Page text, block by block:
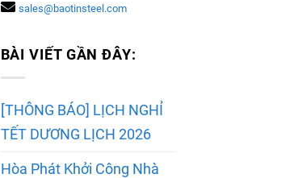
sales@baotinsteel.com
BÀI VIẾT GẦN ĐÂY:
[THÔNG BÁO] LỊCH NGHỈ
TẾT DƯƠNG LỊCH 2026
Hòa Phát Khởi Công Nhà